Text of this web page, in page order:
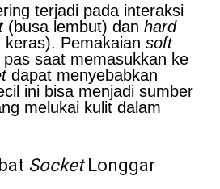
terjadi pada interaksi
(busa lembut) dan hard
Pemakaian soft
saat memasukkan ke
dapat menyebabkan
ini bisa menjadi sumber
melukai kulit dalam
SocketLonggar